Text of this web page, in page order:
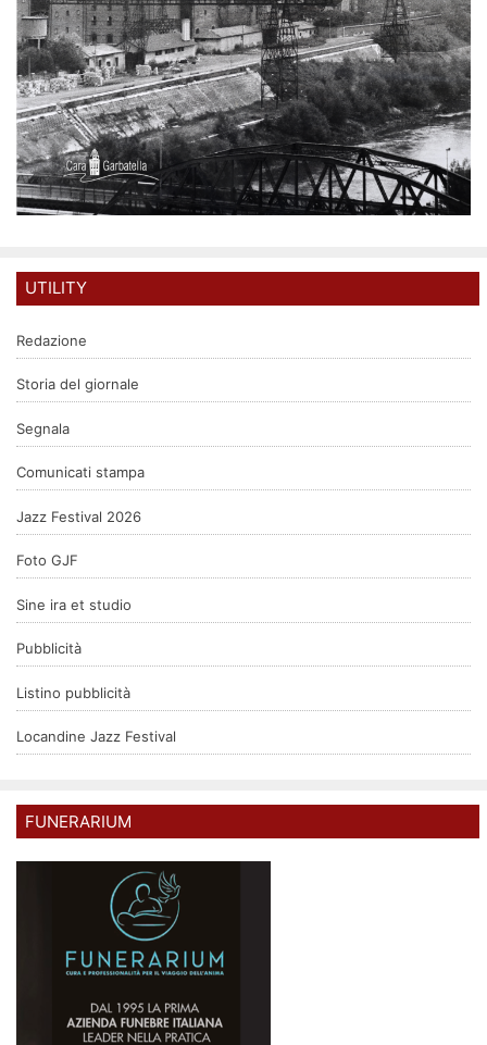
UTILITY
Redazione
Storia del giornale
Segnala
Comunicati stampa
Jazz Festival 2026
Foto GJF
Sine ira et studio
Pubblicità
Listino pubblicità
Locandine Jazz Festival
FUNERARIUM